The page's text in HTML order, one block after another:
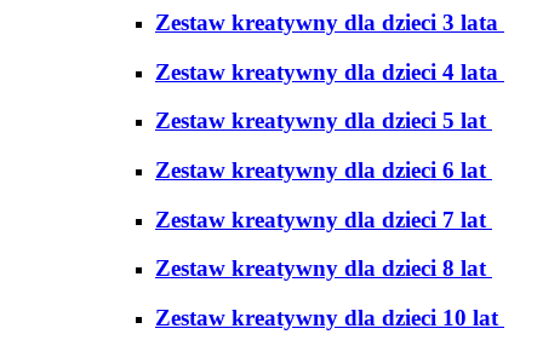
Zestaw kreatywny dla dzieci 3 lata
Zestaw kreatywny dla dzieci 4 lata
Zestaw kreatywny dla dzieci 5 lat
Zestaw kreatywny dla dzieci 6 lat
Zestaw kreatywny dla dzieci 7 lat
Zestaw kreatywny dla dzieci 8 lat
Zestaw kreatywny dla dzieci 10 lat